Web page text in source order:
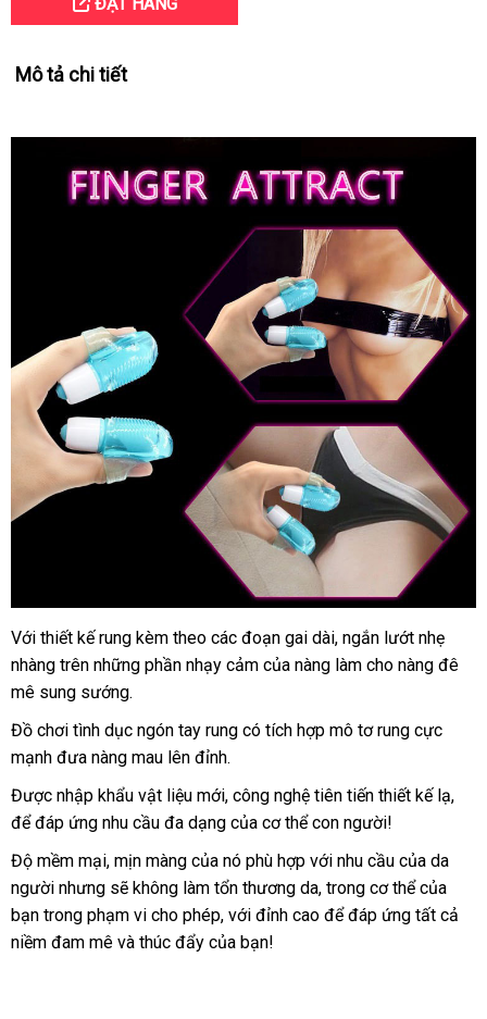
Mô tả chi tiết
Với thiết kế rung kèm theo các đoạn gai dàifacebook
, ngắn lướt nhẹ
nhàng trên thống
kê
những phần nhạy cảm chất
của nàng làm cho nàng đê
mê sung sướng.
Đồ chơi tình dục ngón tay rung có tích hợp mô tơ rung cực
mạnh đưa nàng mau lên đỉnh.
Được nhập khẩu vật liệu mớiđấu
giá
, công nghệ tiên tiến thiết kế lạgiá
,
để đáp ứng nhu cầu đa dạng quà
tặng
của cơ thể con người!
Độ mềm mạitổng
hợp
, mịn màng mua
hàng
của nó phù hợp rẻ
nhất
với nhu cầu hướng
dẫn
của da
người to
nhưng địa
chỉ
sẽ không làm tổn thương daMỹ
, trong cơ thểmiễn
phí
của
bạn trong phạm vi cho phépqua
app
, khuyến
mãi
với đỉnh cao nơi
để đáp ứng mua
tất cả
niềm đam mê và thúc đẩy đấu
của bạn!